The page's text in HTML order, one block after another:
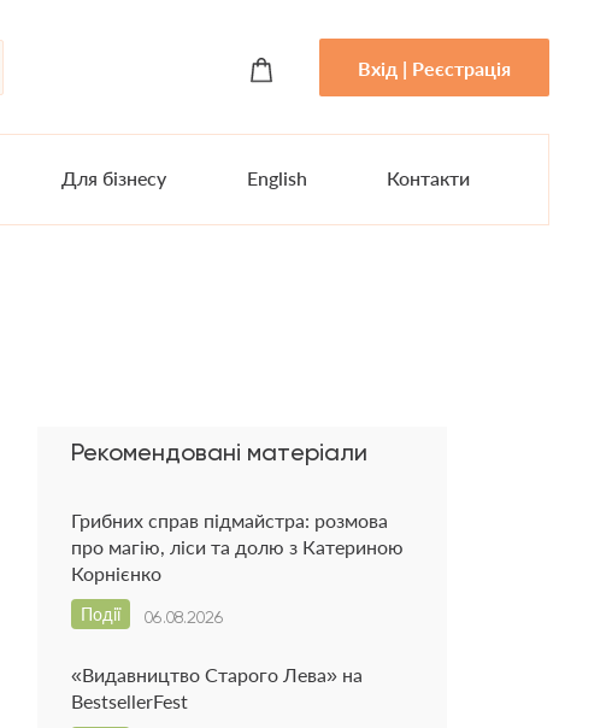
Вхід | Реєстрація
Для бізнесу English Контакти
Рекомендовані матеріали
Грибних справ підмайстра: розмова
про магію, ліси та долю з Катериною
Корнієнко
06.08.2026
Події
«Видавництво Старого Лева» на
BestsellerFest